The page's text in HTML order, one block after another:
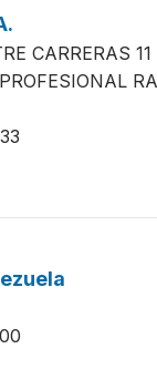
CARRERAS